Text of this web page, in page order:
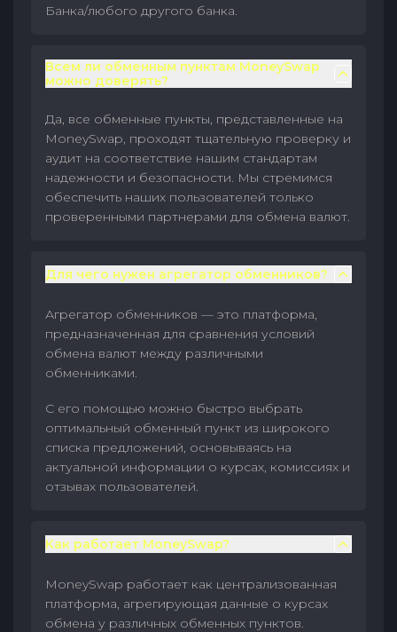
Банка/любого другого банка.
Всем ли обменным пунктам MoneySwap
можно доверять?
Да, все обменные пункты, представленные на
MoneySwap, проходят тщательную проверку и
аудит на соответствие нашим стандартам
надежности и безопасности. Мы стремимся
обеспечить наших пользователей только
проверенными партнерами для обмена валют.
Для чего нужен агрегатор обменников?
Агрегатор обменников — это платформа,
предназначенная для сравнения условий
обмена валют между различными
обменниками.
С его помощью можно быстро выбрать
оптимальный обменный пункт из широкого
списка предложений, основываясь на
актуальной информации о курсах, комиссиях и
отзывах пользователей.
Как работает MoneySwap?
MoneySwap работает как централизованная
платформа, агрегирующая данные о курсах
обмена у различных обменных пунктов.